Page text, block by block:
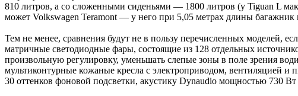
810 литров, а со сложенными сиденьями — 1800 литров (у Tiguan L
может Volkswagen Teramont — у него при 5,05 метрах длины
Тем не менее, сравнения будут не в пользу перечисленных моделей,
матричные светодиодные фары, состоящие из 128 отдельных
произвольную регулировку, уменьшать слепые зоны в поле зрения
мультиконтурные кожаные кресла с электроприводом, вентиляцией
30 оттенков фоновой подсветки, акустику Dynaudio мощностью 730 Вт